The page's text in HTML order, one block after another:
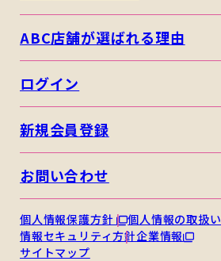
ABC店舗が選ばれる理由
ログイン
新規会員登録
お問い合わせ
個人情報保護方針
個人情報の取扱い
情報セキュリティ方針企業情報
サイトマップ